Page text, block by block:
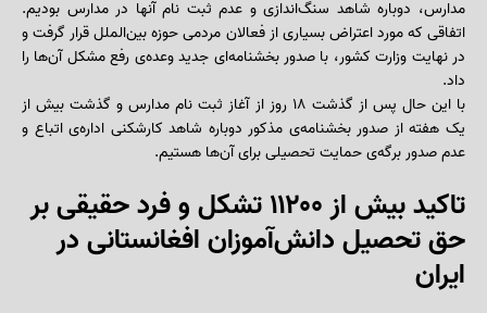
مدارس، دوباره شاهد سنگ‌اندازی و عدم ثبت نام آنها در مدارس بودیم.
اتفاقی که مورد اعتراض بسیاری از فعالان مردمی حوزه بین‌‌الملل قرار گرفت و
در نهایت وزارت کشور، با صدور بخشنامه‌ای جدید وعده‌ی رفع مشکل آن‌ها را
داد.
با این حال پس از گذشت ۱۸ روز از آغاز ثبت نام مدارس و گذشت بیش از
یک هفته از صدور بخشنامه‌ی مذکور دوباره شاهد کارشکنی اداره‌ی اتباع و
عدم صدور برگه‌ی حمایت تحصیلی برای آن‌ها هستیم.
تاکید بیش از ۱۱۲۰۰ تشکل و فرد حقیقی بر
حق تحصیل دانش‌آموزان افغانستانی در
ایران